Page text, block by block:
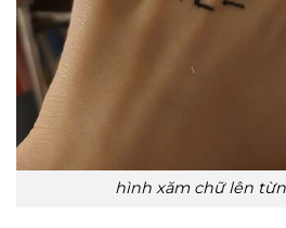
hình xăm chữ lên